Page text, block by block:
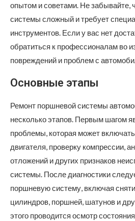
опытом и советами. Не забывайте,
системы сложный и требует
инструментов. Если у вас нет
обратиться к профессионалам во
повреждений и проблем с
Основные этапы
Ремонт поршневой системы
несколько этапов. Первым шагом
проблемы, которая может
двигателя, проверку компрессии,
отложений и других признаков
системы. После диагностики
поршневую систему, включая
цилиндров, поршней, шатунов и
этого проводится осмотр